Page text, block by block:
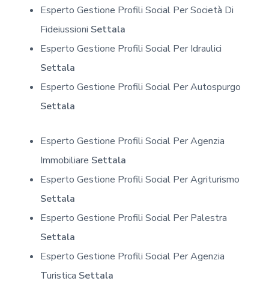
Esperto Gestione Profili Social Per Società Di
Fideiussioni Settala
Esperto Gestione Profili Social Per Idraulici
Settala
Esperto Gestione Profili Social Per Autospurgo
Settala
Esperto Gestione Profili Social Per Agenzia
Immobiliare Settala
Esperto Gestione Profili Social Per Agriturismo
Settala
Esperto Gestione Profili Social Per Palestra
Settala
Esperto Gestione Profili Social Per Agenzia
Turistica Settala